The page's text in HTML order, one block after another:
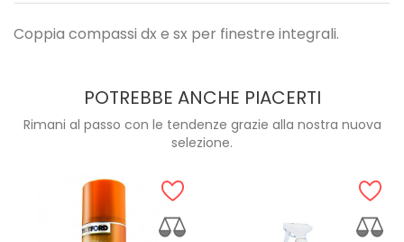
Coppia compassi dx e sx per finestre integrali.
POTREBBE ANCHE PIACERTI
Rimani al passo con le tendenze grazie alla nostra nuova
selezione.